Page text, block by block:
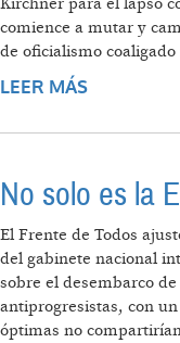
comience a mutar y
de oficialismo
LEER MÁS
No solo es la
El Frente de Todos
del gabinete nacional
sobre el desembarco
antiprogresistas, con
óptimas no